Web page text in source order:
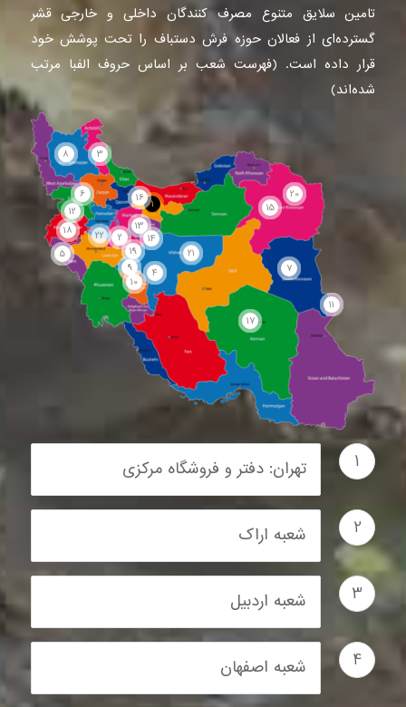
تامین سلایق متنوع مصرف کنندگان داخلی و خارجی قشر
گسترده‌ای از فعالان حوزه فرش دستباف را تحت پوشش خود
قرار داده است. (فهرست شعب بر اساس حروف الفبا مرتب
شده‌اند)
1
2
3
4
5
6
7
8
9
10
11
12
13
14
15
16
17
18
19
20
21
22
23
1 تهران: دفتر و فروشگاه مرکزی
2 شعبه اراک
3 شعبه اردبیل
4 شعبه اصفهان